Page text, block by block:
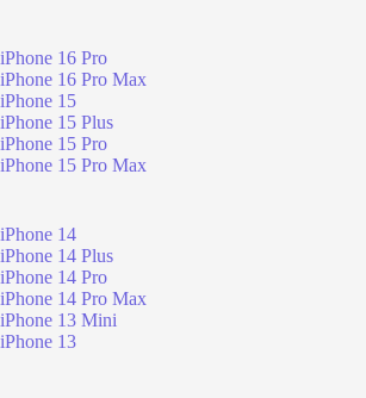
iPhone 16 Pro
iPhone 16 Pro Max
iPhone 15
iPhone 15 Plus
iPhone 15 Pro
iPhone 15 Pro Max
iPhone 14
iPhone 14 Plus
iPhone 14 Pro
iPhone 14 Pro Max
iPhone 13 Mini
iPhone 13